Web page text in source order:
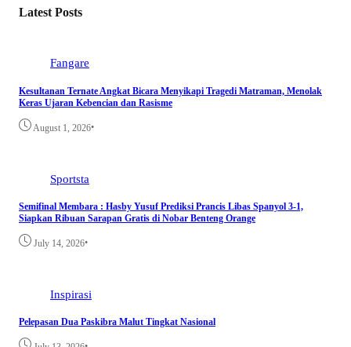
Latest Posts
Fangare
Kesultanan Ternate Angkat Bicara Menyikapi Tragedi Matraman, Menolak
Keras Ujaran Kebencian dan Rasisme
August 1, 2026•
Sportsta
Semifinal Membara : Hasby Yusuf Prediksi Prancis Libas Spanyol 3-1,
Siapkan Ribuan Sarapan Gratis di Nobar Benteng Orange
July 14, 2026•
Inspirasi
Pelepasan Dua Paskibra Malut Tingkat Nasional